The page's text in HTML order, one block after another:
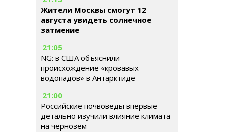
Жители Москвы смогут 12
августа увидеть солнечное
затмение
21:05
NG: в США объяснили
происхождение «кровавых
водопадов» в Антарктиде
21:00
Российские почвоведы впервые
детально изучили влияние климата
на чернозем